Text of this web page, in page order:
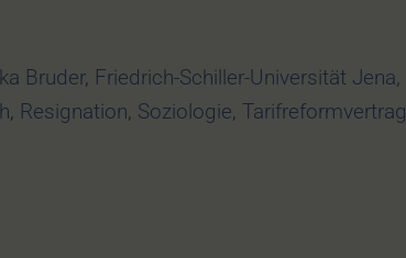
Bruder, Friedrich-Schiller-Universität Jena,
, Resignation, Soziologie, Tarifreformvertrag